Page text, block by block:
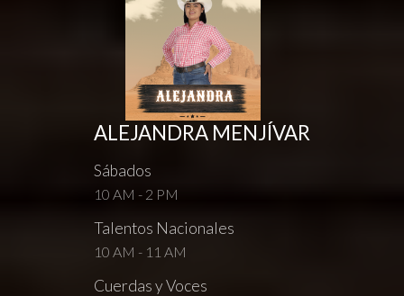
ALEJANDRA MENJÍVAR
Sábados
10 AM - 2 PM
Talentos Nacionales
10 AM - 11 AM
Cuerdas y Voces